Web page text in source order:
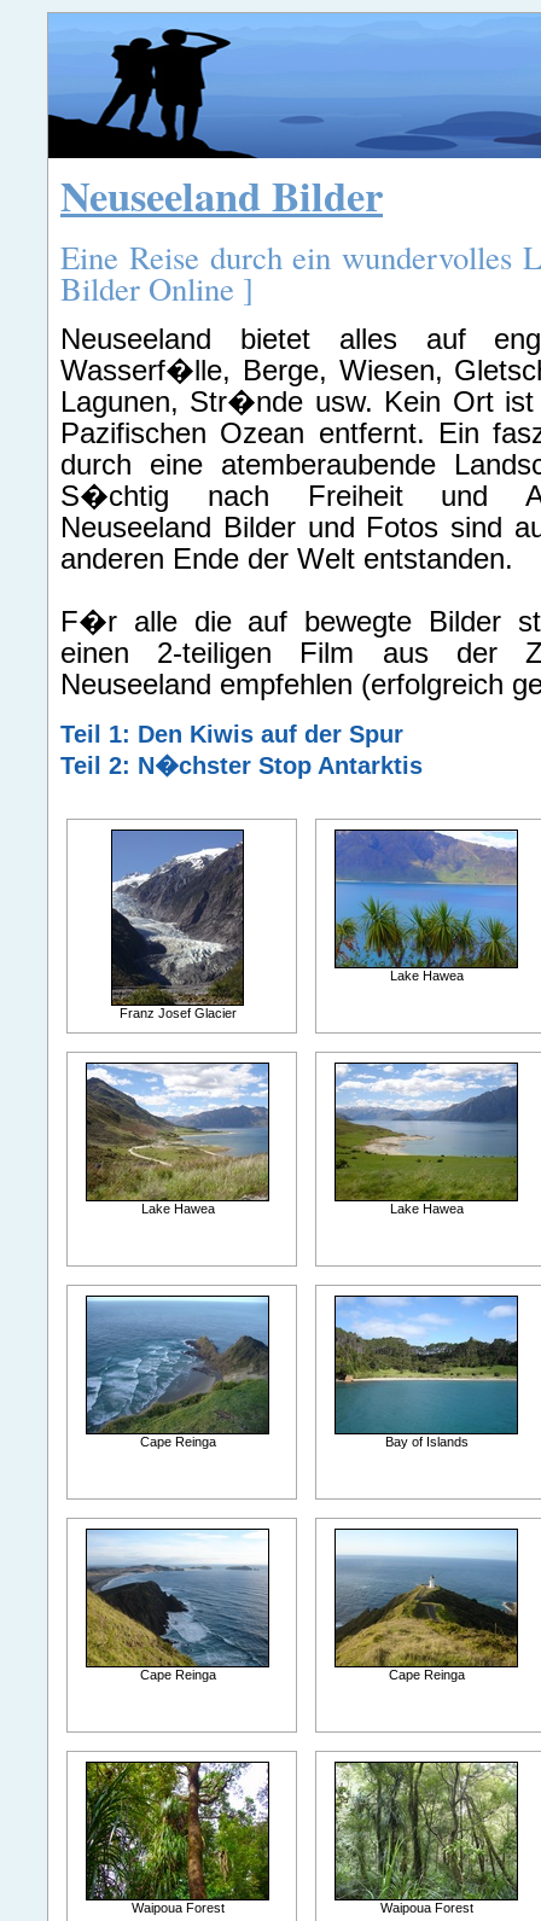
Neuseeland Bilder
Eine Reise durch ein wundervolles
Bilder Online ]
Neuseeland bietet alles auf
Wasserf�lle, Berge, Wiesen,
Lagunen, Str�nde usw. Kein Ort
Pazifischen Ozean entfernt. Ein
durch eine atemberaubende
S�chtig nach Freiheit und
Neuseeland Bilder und Fotos sind
anderen Ende der Welt entstanden.
F�r alle die auf bewegte Bilder
einen 2-teiligen Film aus der
Neuseeland empfehlen (erfolgreich
Teil 1: Den Kiwis auf der Spur
Teil 2: N�chster Stop Antarktis
Franz Josef Glacier
Lake Hawea
Lake Hawea Lake Hawea
Cape Reinga Bay of Islands
Cape Reinga Cape Reinga
Waipoua Forest Waipoua Forest